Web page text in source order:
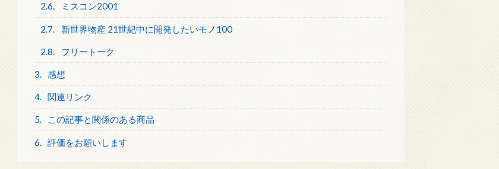
2.6. ミスコン2001
2.7. 新世界物産 21世紀中に開発したいモノ100
2.8. フリートーク
3. 感想
4. 関連リンク
5. この記事と関係のある商品
6. 評価をお願いします